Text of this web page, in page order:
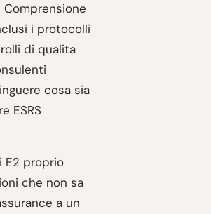
i protocolli
di qualita
cosa sia
ESRS
E2 proprio
che non sa
a un